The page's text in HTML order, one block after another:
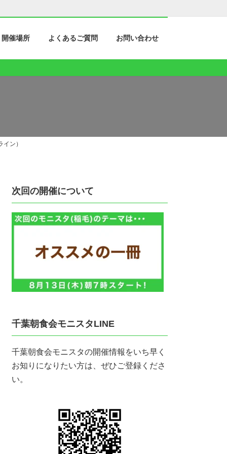
開催場所 よくあるご質問 お問い合わせ
ン）
次回の開催について
千葉朝食会モニスタLINE
千葉朝食会モニスタの開催情報をいち早く
お知りになりたい方は、ぜひご登録くださ
い。